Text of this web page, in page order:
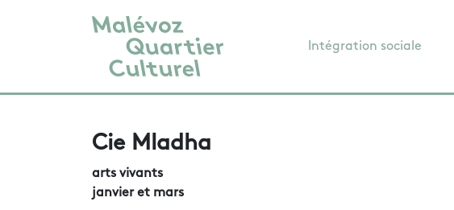
Intégration sociale
Cie Mladha
arts vivants
janvier et mars